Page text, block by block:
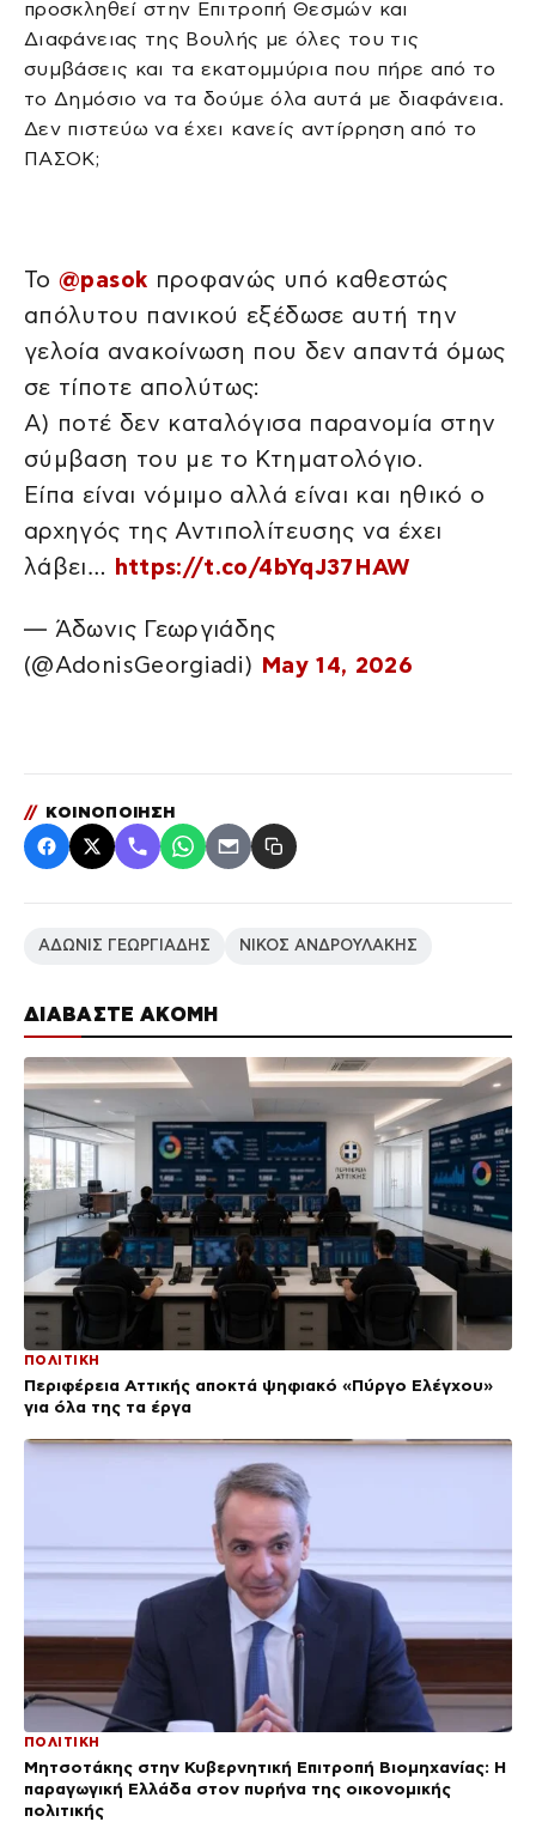
ΔΙΑΒΑΣΤΕ ΑΚΟΜΗ
ΠΟΛΙΤΙΚΗ
Περιφέρεια Αττικής αποκτά ψηφιακό «Πύργο Ελέγχου»
για όλα της τα έργα
ΠΟΛΙΤΙΚΗ
Μητσοτάκης στην Κυβερνητική Επιτροπή Βιομηχανίας: Η
παραγωγική Ελλάδα στον πυρήνα της οικονομικής
πολιτικής
προσκληθεί στην Επιτροπή Θεσμών και
Διαφάνειας της Βουλής με όλες του τις
συμβάσεις και τα εκατομμύρια που πήρε από το
το Δημόσιο να τα δούμε όλα αυτά με διαφάνεια.
Δεν πιστεύω να έχει κανείς αντίρρηση από το
ΠΑΣΟΚ;
Το@pasok προφανώς υπό καθεστώς
απόλυτου πανικού εξέδωσε αυτή την
γελοία ανακοίνωση που δεν απαντά όμως
σε τίποτε απολύτως:
Α) ποτέ δεν καταλόγισα παρανομία στην
σύμβαση του με το Κτηματολόγιο.
Είπα είναι νόμιμο αλλά είναι και ηθικό ο
αρχηγός της Αντιπολίτευσης να έχει
λάβει… https://t.co/4bYqJ37HAW
— Άδωνις Γεωργιάδης
(@AdonisGeorgiadi) May 14, 2026
// ΚΟΙΝΟΠΟΙΗΣΗ
ΑΔΩΝΙΣ ΓΕΩΡΓΙΑΔΗΣ ΝΙΚΟΣ ΑΝΔΡΟΥΛΑΚΗΣ